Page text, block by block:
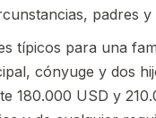
padres
típicos para una
cónyuge y dos
180.000 USD y